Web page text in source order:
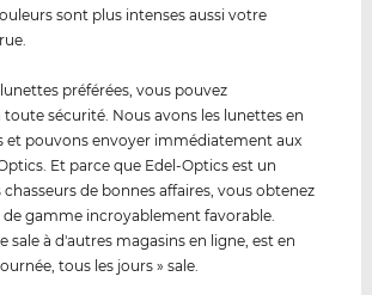
sont plus intenses aussi votre
préférées, vous pouvez
sécurité. Nous avons les lunettes en
et pouvons envoyer immédiatement aux
Et parce que Edel-Optics est un
chasseurs de bonnes affaires, vous obtenez
gamme incroyablement favorable.
sale à d'autres magasins en ligne, est en
tous les jours » sale.